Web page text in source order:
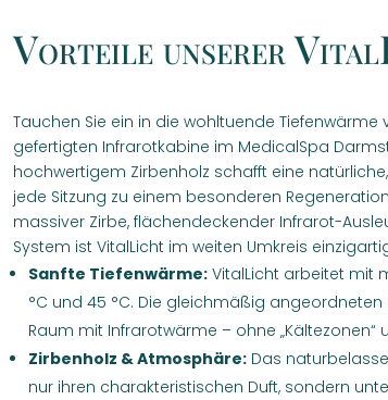
Vorteile unserer
Tauchen Sie ein in die wohltuende Tiefenwärme
gefertigten Infrarotkabine im MedicalSpa
hochwertigem Zirbenholz schafft eine
jede Sitzung zu einem besonderen
massiver Zirbe, flächendeckender Infrarot-
System ist VitalLicht im weiten Umkreis
Sanfte Tiefenwärme: VitalLicht arbeitet mit
°C und 45 °C. Die gleichmäßig
Raum mit Infrarotwärme – ohne „Kältezonen“
Zirbenholz & Atmosphäre: Das
nur ihren charakteristischen Duft, sondern